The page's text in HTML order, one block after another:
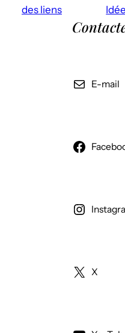
des liens
E-mail
X